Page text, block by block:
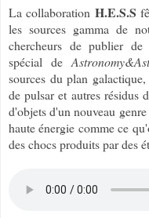
La collaboration H.E.S.S
les sources gamma de
chercheurs de publier
spécial de
sources du plan
de pulsar et autres résidus
d'objets d'un nouveau
haute énergie comme ce
des chocs produits par des